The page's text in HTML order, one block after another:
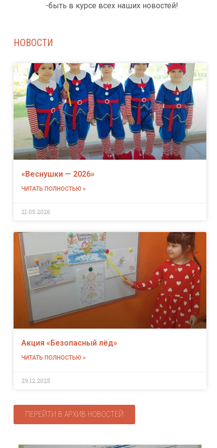
-быть в курсе всех наших новостей!
НОВОСТИ
«Веснушки — 2026»
ЧИТАТЬ ПОЛНОСТЬЮ »
21.05.2026
Акция «Безопасный лёд»
ЧИТАТЬ ПОЛНОСТЬЮ »
29.12.2025
ПЕРЕЙТИ В АРХИВ НОВОСТЕЙ